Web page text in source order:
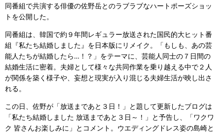
同番組で共演する俳優の佐野岳とのラブラブなハートポーズショッ
トを公開した。
同番組は、韓国で約９年間レギュラー放送された国民的大ヒット番
組『私たち結婚しました』を日本版にリメイク。「もしも、あの芸
能人たちが結婚したら…！？」をテーマに、芸能人同士の７日間の
結婚生活に密着。夫婦として様々な共同作業を乗り越える中で２人
が関係を築く様子や、妄想と現実が入り混じる夫婦生活が映し出さ
れる。
この日、佐野が「放送まであと３日！」と題して更新したブログは
「私たち結婚しました 放送まであと３日～！」と予告し、「ワクワ
ク 皆さんお楽しみに」とコメント。ウエディングドレス姿の島崎と